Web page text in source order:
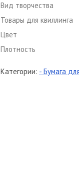
Вид творчества
Товары для квиллинга
Цвет
Плотность
Категории: - Бумага